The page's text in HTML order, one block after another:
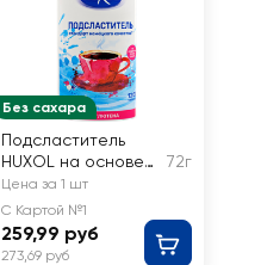
Без сахара
Подсластитель
HUXOL на основе
цикламата и
сахарина
72г
Цена за 1 шт
С Картой №1
259,99 руб
273,69 руб